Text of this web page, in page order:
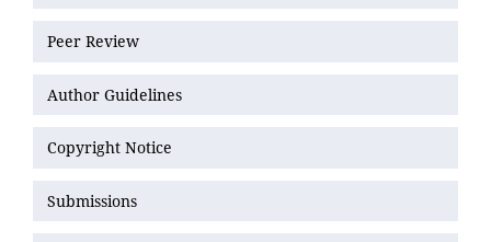
Peer Review
Author Guidelines
Copyright Notice
Submissions